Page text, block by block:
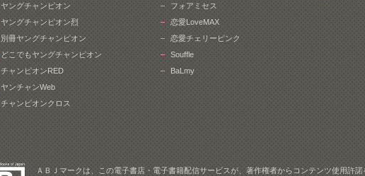
ヤングチャンピオン
ヤングチャンピオン烈
別冊ヤングチャンピオン
どこでもヤングチャンピオン
チャンピオンRED
ヤンチャンWeb
チャンピオンクロス
フォアミセス
恋愛LoveMAX
恋愛チェリーピンク
Souffle
BaLmy
ＡＢＪマークは、この電子書店・電子書籍配信サービスが、著作権者からコンテンツ使用許